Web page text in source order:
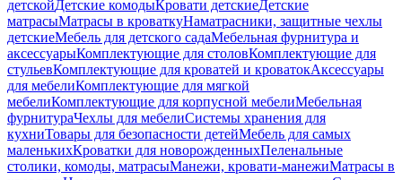
детскойДетские комодыКровати детскиеДетские
матрасыМатрасы в кроваткуНаматрасники, защитные чехлы
детскиеМебель для детского садаМебельная фурнитура и
аксессуарыКомплектующие для столовКомплектующие для
стульевКомплектующие для кроватей и кроватокАксессуары
для мебелиКомплектующие для мягкой
мебелиКомплектующие для корпусной мебелиМебельная
фурнитураЧехлы для мебелиСистемы хранения для
кухниТовары для безопасности детейМебель для самых
маленькихКроватки для новорожденныхПеленальные
столики, комоды, матрасыМанежи, кровати-манежиМатрасы в